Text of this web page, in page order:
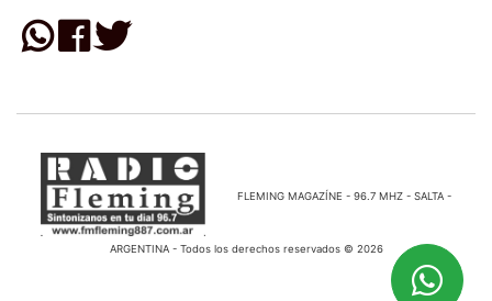
FLEMING MAGAZÍNE - 96.7 MHZ - SALTA -
ARGENTINA - Todos los derechos reservados © 2026